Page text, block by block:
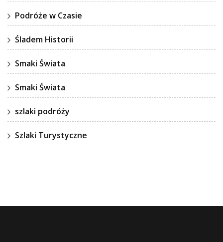
Podróże w Czasie
Śladem Historii
Smaki Świata
Smaki Świata
szlaki podróży
Szlaki Turystyczne